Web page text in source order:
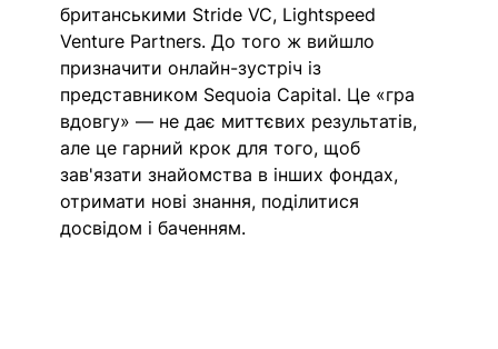
британськими Stride VC, Lightspeed
Venture Partners. До того ж вийшло
призначити онлайн-зустріч із
представником Sequoia Capital. Це «гра
вдовгу» — не дає миттєвих результатів,
але це гарний крок для того, щоб
зав'язати знайомства в інших фондах,
отримати нові знання, поділитися
досвідом і баченням.